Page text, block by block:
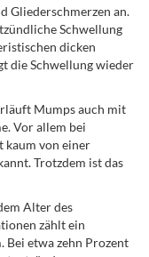
Gliederschmerzen an.
Schwellung
dicken
die Schwellung wieder
Mumps auch mit
Vor allem bei
kaum von einer
Trotzdem ist das
Alter des
zählt ein
Bei etwa zehn Prozent